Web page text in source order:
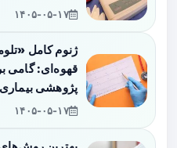
۱۴۰۵-۰۵-۱۷
ژنوم کامل
قهوه‌ای: گامی
پژوهشی
۱۴۰۵-۰۵-۱۷